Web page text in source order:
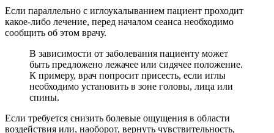
Если параллельно с иглоукалыванием пациент проходит
какое-либо лечение, перед началом сеанса необходимо
сообщить об этом врачу.
В зависимости от заболевания пациенту может
быть предложено лежачее или сидячее положение.
К примеру, врач попросит присесть, если иглы
необходимо установить в зоне головы, лица или
спины.
Если требуется снизить болевые ощущения в области
воздействия или, наоборот, вернуть чувствительность,